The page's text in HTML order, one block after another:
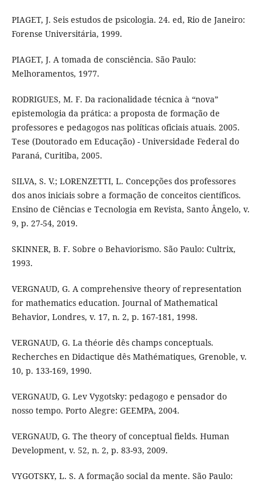
PIAGET, J. Seis estudos de psicologia. 24. ed, Rio de Janeiro:
Forense Universitária, 1999.
PIAGET, J. A tomada de consciência. São Paulo:
Melhoramentos, 1977.
RODRIGUES, M. F. Da racionalidade técnica à “nova”
epistemologia da prática: a proposta de formação de
professores e pedagogos nas políticas oficiais atuais. 2005.
Tese (Doutorado em Educação) - Universidade Federal do
Paraná, Curitiba, 2005.
SILVA, S. V.; LORENZETTI, L. Concepções dos professores
dos anos iniciais sobre a formação de conceitos científicos.
Ensino de Ciências e Tecnologia em Revista, Santo Ângelo, v.
9, p. 27-54, 2019.
SKINNER, B. F. Sobre o Behaviorismo. São Paulo: Cultrix,
1993.
VERGNAUD, G. A comprehensive theory of representation
for mathematics education. Journal of Mathematical
Behavior, Londres, v. 17, n. 2, p. 167-181, 1998.
VERGNAUD, G. La théorie dês champs conceptuals.
Recherches en Didactique dês Mathématiques, Grenoble, v.
10, p. 133-169, 1990.
VERGNAUD, G. Lev Vygotsky: pedagogo e pensador do
nosso tempo. Porto Alegre: GEEMPA, 2004.
VERGNAUD, G. The theory of conceptual fields. Human
Development, v. 52, n. 2, p. 83-93, 2009.
VYGOTSKY, L. S. A formação social da mente. São Paulo: